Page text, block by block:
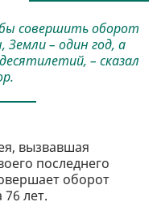
совершить оборот
Земли – один год, а
– сказал
вызвавшая
последнего
оборот
лет.